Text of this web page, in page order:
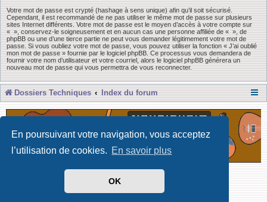
En poursuivant votre navigation, vous acceptez
l’utilisation de cookies. En savoir plus
OK
Votre mot de passe est crypté (hashage à sens unique) afin qu’il soit sécurisé.
Cependant, il est recommandé de ne pas utiliser le même mot de passe sur plusieurs
sites Internet différents. Votre mot de passe est le moyen d’accès à votre compte sur
« », conservez-le soigneusement et en aucun cas une personne affiliée de « », de
phpBB ou une d’une tierce partie ne peut vous demander légitimement votre mot de
passe. Si vous oubliez votre mot de passe, vous pouvez utiliser la fonction « J’ai oublié
mon mot de passe » fournie par le logiciel phpBB. Ce processus vous demandera de
fournir votre nom d’utilisateur et votre courriel, alors le logiciel phpBB générera un
nouveau mot de passe qui vous permettra de vous reconnecter.
Dossiers Techniques Index du forum
Développé par Forum Software © phpBB Limited